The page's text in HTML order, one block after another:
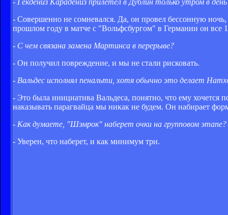
- Совершенно не сомневался. Да, он провел бессонную
прошлом году в матче с "Вольфсбургом" в Германии он все
- С чем связана замена Мартинса в перерыве?
- Он получил повреждение, и мы не стали рисковать.
- Вальдес исполнял пенальти, хотя обычно это делает
- Это была инициатива Вальдеса, понятно, что ему хочется
наказывать парагвайца мы никак не будем. Он набирает
- Как думаете, "Шэмрок" наберет очки на групповом этапе?
- Уверен, что наберет, и как минимум три.